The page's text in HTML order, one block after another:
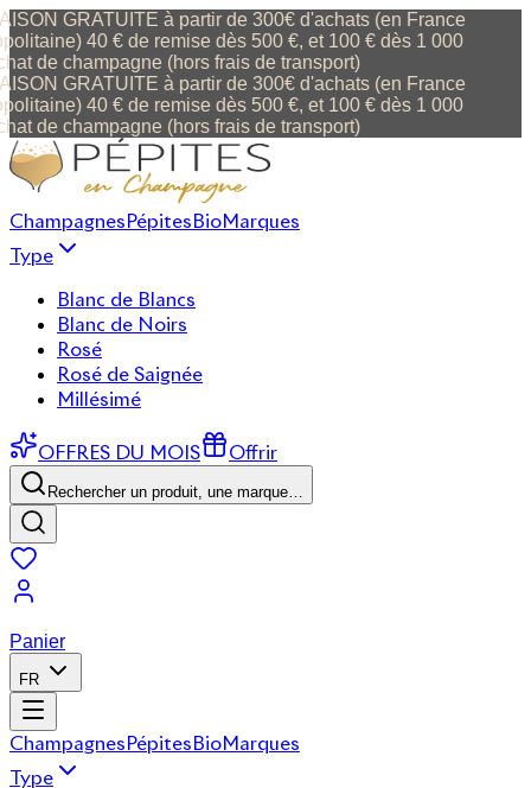
GRATUITE à partir de 300€ d'achats (en France
40 € de remise dès 500 €, et 100 € dès 1 000
de champagne (hors frais de transport)
GRATUITE à partir de 300€ d'achats (en France
40 € de remise dès 500 €, et 100 € dès 1 000
de champagne (hors frais de transport)
ChampagnesPépitesBioMarques
Type
Blanc de Blancs
Blanc de Noirs
Rosé
Rosé de Saignée
Millésimé
OFFRES DU MOIS Offrir
Rechercher un produit, une marque…
Panier
FR
ChampagnesPépitesBioMarques
Type